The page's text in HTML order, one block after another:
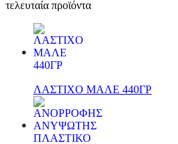
τελευταία προϊόντα
ΛΑΣΤΙΧΟ ΜΑΛΕ 440ΓΡ